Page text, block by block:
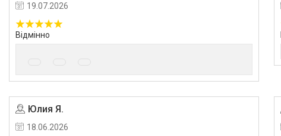
19.07.2026
Відмінно
Юлия Я.
18.06.2026